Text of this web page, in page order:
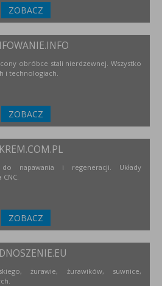
ZOBACZ
obróbce stali nierdzewnej. Wszystko
i technologiach.
ZOBACZ
napawania i regeneracji. Układy
ZOBACZ
żurawie, żurawików, suwnice,